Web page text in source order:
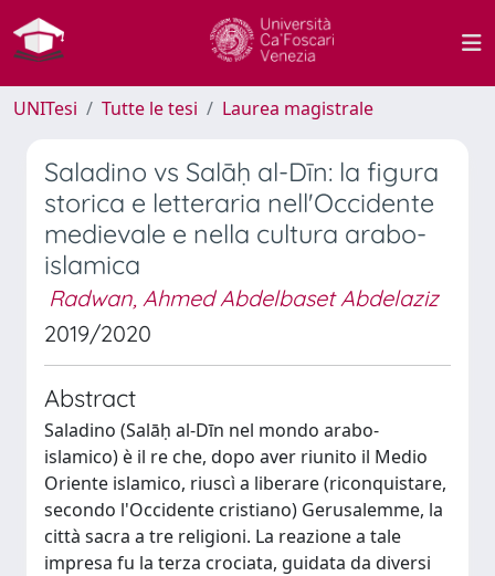
UNITesi Tutte le tesi Laurea magistrale
Saladino vs Salāḥ al-Dīn: la figura
storica e letteraria nell'Occidente
medievale e nella cultura arabo-
islamica
Radwan, Ahmed Abdelbaset Abdelaziz
2019/2020
Abstract
Saladino (Salāḥ al-Dīn nel mondo arabo-
islamico) è il re che, dopo aver riunito il Medio
Oriente islamico, riuscì a liberare (riconquistare,
secondo l'Occidente cristiano) Gerusalemme, la
città sacra a tre religioni. La reazione a tale
impresa fu la terza crociata, guidata da diversi